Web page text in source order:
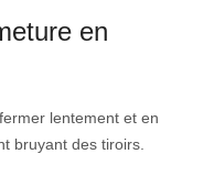
en
lentement et en
bruyant des tiroirs.